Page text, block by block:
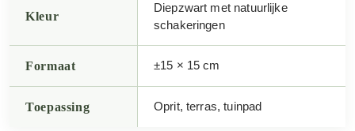
Kleur
Diepzwart met natuurlijke
schakeringen
Formaat ±15 × 15 cm
Toepassing Oprit, terras, tuinpad